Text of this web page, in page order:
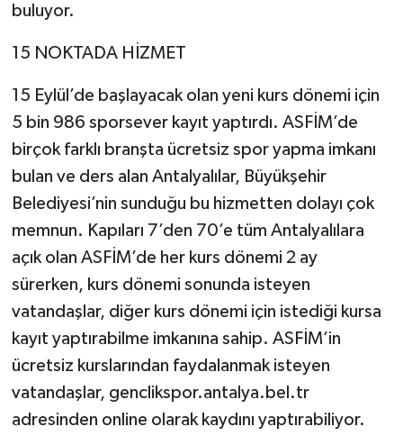
buluyor.
15 NOKTADA HİZMET
15 Eylül’de başlayacak olan yeni kurs dönemi için
5 bin 986 sporsever kayıt yaptırdı. ASFİM’de
birçok farklı branşta ücretsiz spor yapma imkanı
bulan ve ders alan Antalyalılar, Büyükşehir
Belediyesi’nin sunduğu bu hizmetten dolayı çok
memnun. Kapıları 7’den 70’e tüm Antalyalılara
açık olan ASFİM’de her kurs dönemi 2 ay
sürerken, kurs dönemi sonunda isteyen
vatandaşlar, diğer kurs dönemi için istediği kursa
kayıt yaptırabilme imkanına sahip. ASFİM’in
ücretsiz kurslarından faydalanmak isteyen
vatandaşlar, genclikspor.antalya.bel.tr
adresinden online olarak kaydını yaptırabiliyor.